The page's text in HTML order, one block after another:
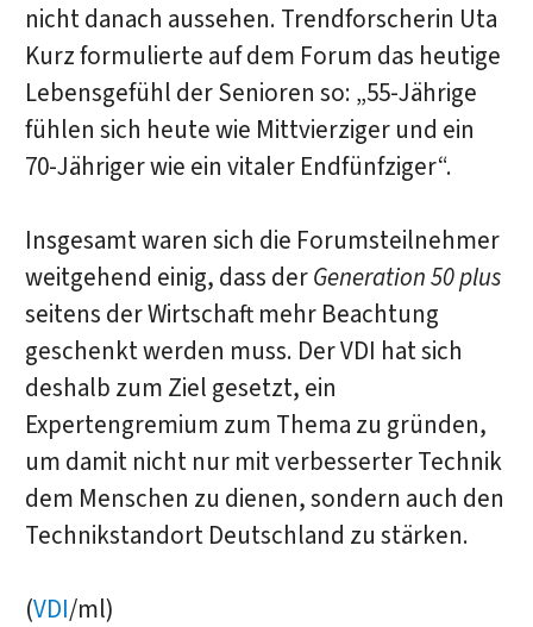
nicht danach aussehen. Trendforscherin Uta
Kurz formulierte auf dem Forum das heutige
Lebensgefühl der Senioren so: „55-Jährige
fühlen sich heute wie Mittvierziger und ein
70-Jähriger wie ein vitaler Endfünfziger“.
Insgesamt waren sich die Forumsteilnehmer
weitgehend einig, dass derGeneration 50 plus
seitens der Wirtschaft mehr Beachtung
geschenkt werden muss. Der VDI hat sich
deshalb zum Ziel gesetzt, ein
Expertengremium zum Thema zu gründen,
um damit nicht nur mit verbesserter Technik
dem Menschen zu dienen, sondern auch den
Technikstandort Deutschland zu stärken.
(VDI/ml)